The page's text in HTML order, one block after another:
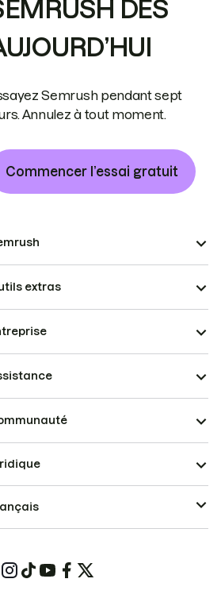
DÈS
Semrush pendant sept
Annulez à tout moment.
Commencer l’essai gratuit
extras